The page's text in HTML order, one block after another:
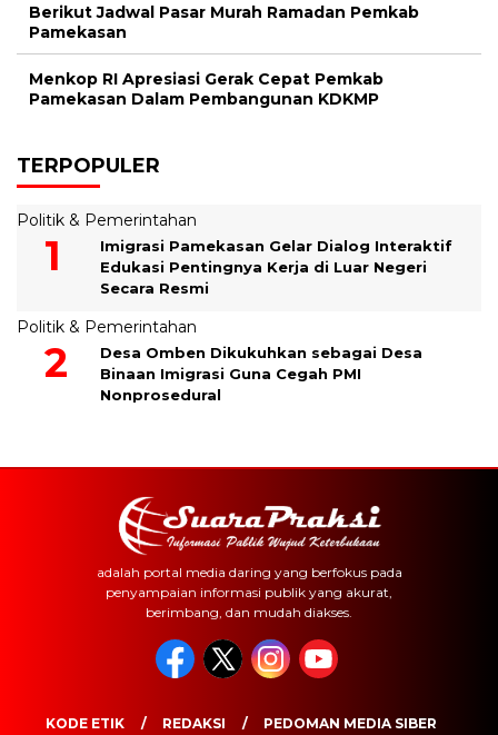
Berikut Jadwal Pasar Murah Ramadan Pemkab
Pamekasan
Menkop RI Apresiasi Gerak Cepat Pemkab
Pamekasan Dalam Pembangunan KDKMP
TERPOPULER
Politik & Pemerintahan
Imigrasi Pamekasan Gelar Dialog Interaktif
Edukasi Pentingnya Kerja di Luar Negeri
Secara Resmi
Politik & Pemerintahan
Desa Omben Dikukuhkan sebagai Desa
Binaan Imigrasi Guna Cegah PMI
Nonprosedural
adalah portal media daring yang berfokus pada
penyampaian informasi publik yang akurat,
berimbang, dan mudah diakses.
KODE ETIK REDAKSI PEDOMAN MEDIA SIBER